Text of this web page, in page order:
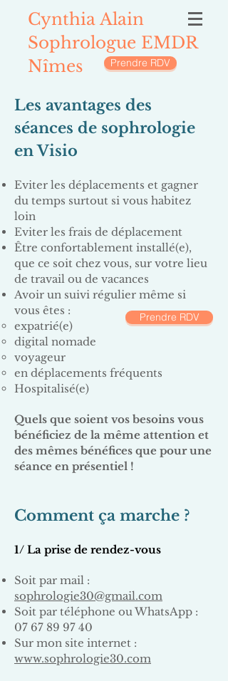
Cynthia Alain
Sophrologue EMDR
Nîmes
Prendre RDV
Les avantages des
séances de sophrologie
en Visio
Eviter les déplacements et gagner
du temps surtout si vous habitez
loin
Eviter les frais de déplacement
Être confortablement installé(e),
que ce soit chez vous, sur votre lieu
de travail ou de vacances
Avoir un suivi régulier même si
vous êtes :
expatrié(e)
digital nomade
voyageur
en déplacements fréquents
Hospitalisé(e)
Quels que soient vos besoins vous
bénéficiez de la même attention et
des mêmes bénéfices que pour une
séance en présentiel !
Comment ça marche ?
1/ La prise de rendez-vous
Soit par mail :
sophrologie30@gmail.com
Soit par téléphone ou WhatsApp :
07 67 89 97 40
Sur mon site internet :
www.sophrologie30.com
Prendre RDV